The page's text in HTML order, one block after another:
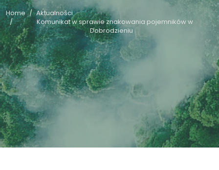
Home
Aktualności
Komunikat w sprawie znakowania pojemników w
Dobrodzieniu